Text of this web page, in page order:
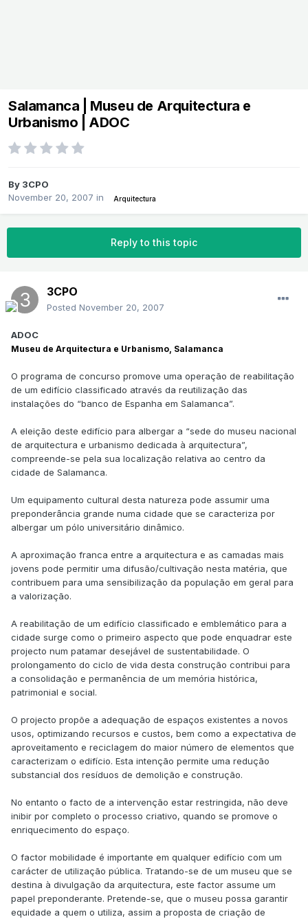
Salamanca | Museu de Arquitectura e
Urbanismo | ADOC
By 3CPO
November 20, 2007 in Arquitectura
Reply to this topic
3CPO
Posted November 20, 2007
ADOC
Museu de Arquitectura e Urbanismo, Salamanca
O programa de concurso promove uma operação de reabilitação
de um edifício classificado através da reutilização das
instalações do “banco de Espanha em Salamanca”.
A eleição deste edifício para albergar a “sede do museu nacional
de arquitectura e urbanismo dedicada à arquitectura”,
compreende-se pela sua localização relativa ao centro da
cidade de Salamanca.
Um equipamento cultural desta natureza pode assumir uma
preponderância grande numa cidade que se caracteriza por
albergar um pólo universitário dinâmico.
A aproximação franca entre a arquitectura e as camadas mais
jovens pode permitir uma difusão/cultivação nesta matéria, que
contribuem para uma sensibilização da população em geral para
a valorização.
A reabilitação de um edifício classificado e emblemático para a
cidade surge como o primeiro aspecto que pode enquadrar este
projecto num patamar desejável de sustentabilidade. O
prolongamento do ciclo de vida desta construção contribui para
a consolidação e permanência de um memória histórica,
patrimonial e social.
O projecto propõe a adequação de espaços existentes a novos
usos, optimizando recursos e custos, bem como a expectativa de
aproveitamento e reciclagem do maior número de elementos que
caracterizam o edifício. Esta intenção permite uma redução
substancial dos resíduos de demolição e construção.
No entanto o facto de a intervenção estar restringida, não deve
inibir por completo o processo criativo, quando se promove o
enriquecimento do espaço.
O factor mobilidade é importante em qualquer edifício com um
carácter de utilização pública. Tratando-se de um museu que se
destina à divulgação da arquitectura, este factor assume um
papel preponderante. Pretende-se, que o museu possa garantir
equidade a quem o utiliza, assim a proposta de criação de